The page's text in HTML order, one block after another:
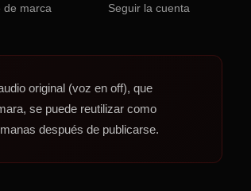
de marca Seguir la cuenta
original (voz en off), que
se puede reutilizar como
después de publicarse.